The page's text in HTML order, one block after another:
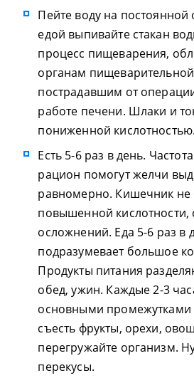
Пейте воду на постоянной
едой выпивайте стакан
процесс пищеварения,
органам
пострадавшим от
работе печени. Шлаки и
пониженной кислотностью.
Есть 5-6 раз в день.
рацион помогут желчи
равномерно. Кишечник не
повышенной кислотности,
осложнений. Еда 5-6 раз в
подразумевает большое
Продукты питания
обед, ужин. Каждые 2-3
основными промежутками
съесть фрукты, орехи,
перегружайте организм.
перекусы.